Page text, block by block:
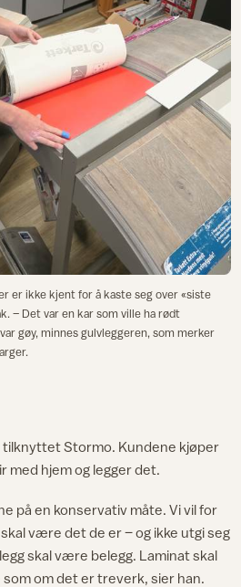
er ikke kjent for å kaste seg over «siste
– Det var en kar som ville ha rødt
gøy, minnes gulvleggeren, som merker
Stormo. Kundene kjøper
med hjem og legger det.
på en konservativ måte. Vi vil for
være det de er – og ikke utgi seg
skal være belegg. Laminat skal
om det er treverk, sier han.